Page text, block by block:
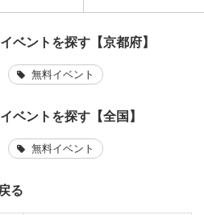
ベントを探す【京都府】
無料イベント
ベントを探す【全国】
無料イベント
る